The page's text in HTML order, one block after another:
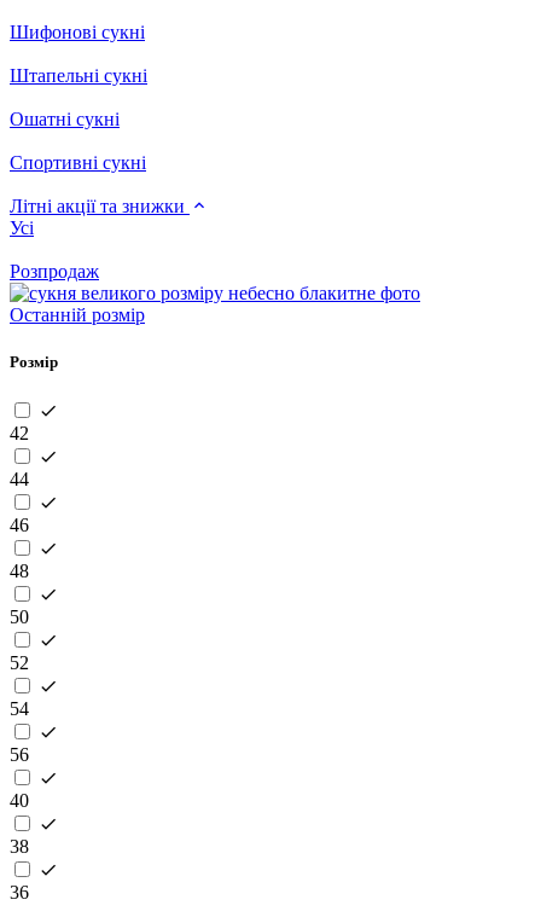
Шифонові сукні
Штапельні сукні
Ошатні сукні
Спортивні сукні
Літні акції та знижки
Усі
Розпродаж
Останній розмір
Розмір
42
44
46
48
50
52
54
56
40
38
36